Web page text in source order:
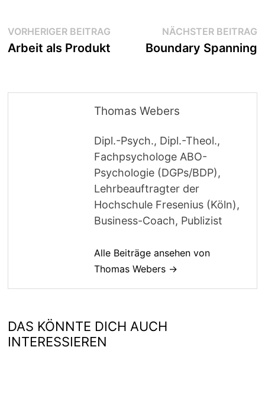
Beitragsnavigation
VORHERIGER BEITRAG Vorheriger
Beitrag:
Arbeit als Produkt
NÄCHSTER BEITRAG
Boundary Spanning
Thomas Webers
Dipl.-Psych., Dipl.-Theol.,
Fachpsychologe ABO-
Psychologie (DGPs/BDP),
Lehrbeauftragter der
Hochschule Fresenius (Köln),
Business-Coach, Publizist
Alle Beiträge ansehen von
Thomas Webers →
DAS KÖNNTE DICH AUCH
INTERESSIEREN